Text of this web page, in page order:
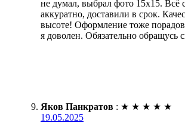
не думал, выбрал фото 15х15. Всё
аккуратно, доставили в срок.
высоте! Оформление тоже
я доволен. Обязательно обращусь
Яков Панкратов : ★ ★ ★ ★ ★
19.05.2025